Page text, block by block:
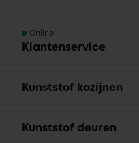
Online
Klantenservice
Kunststof kozijnen
Kunststof deuren